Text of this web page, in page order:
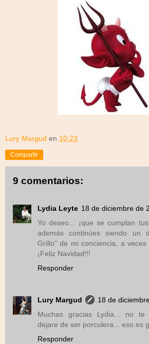
Lury Margud en 10:23
Compartir
9 comentarios:
Lydia Leyte 18 de diciembre de
Yo deseo... ¡que se cumplan
además continúes siendo un
Grillo" de mi conciencia, a
¡Feliz Navidad!!!
Responder
Lury Margud
18 de
Muchas gracias Lydia... no te
dejare de ser porculera... eso es
Responder